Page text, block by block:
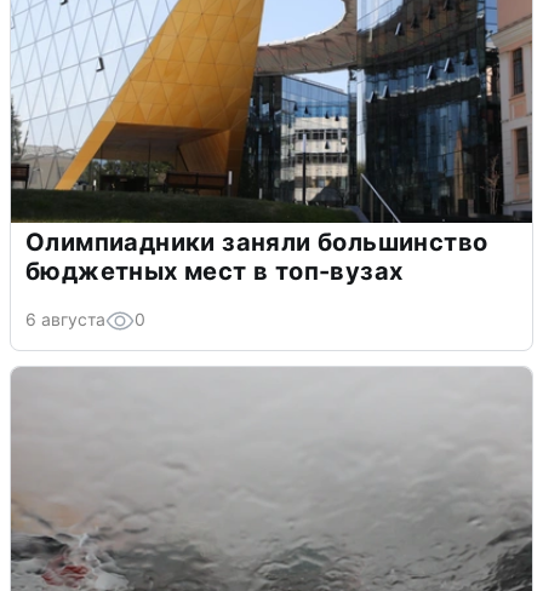
Олимпиадники заняли большинство
бюджетных мест в топ-вузах
6 августа 0